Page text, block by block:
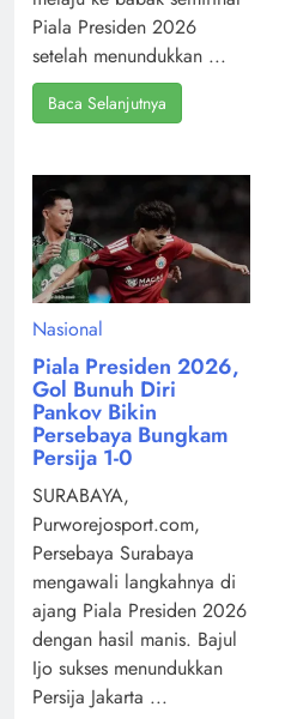
Piala Presiden 2026
setelah menundukkan ...
Baca Selanjutnya
Nasional
Piala Presiden 2026,
Gol Bunuh Diri
Pankov Bikin
Persebaya Bungkam
Persija 1-0
SURABAYA,
Purworejosport.com,
Persebaya Surabaya
mengawali langkahnya di
ajang Piala Presiden 2026
dengan hasil manis. Bajul
Ijo sukses menundukkan
Persija Jakarta ...